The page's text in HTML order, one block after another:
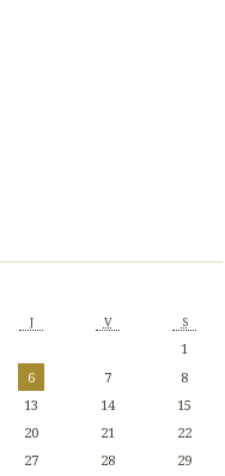
J V S
1
6 7
8
13 14
15
20 21
22
27 28
29